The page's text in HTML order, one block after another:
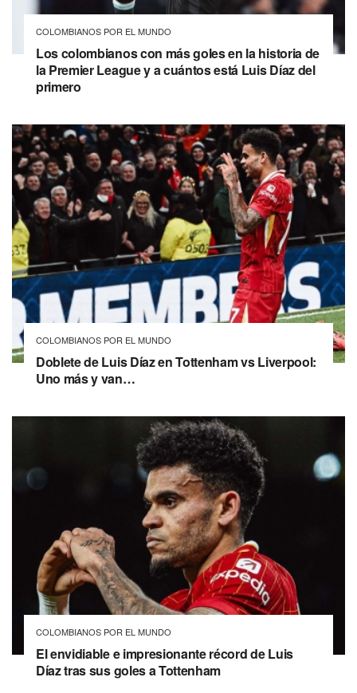
COLOMBIANOS POR EL MUNDO
Los colombianos con más goles en la historia de
la Premier League y a cuántos está Luis Díaz del
primero
COLOMBIANOS POR EL MUNDO
Doblete de Luis Díaz en Tottenham vs Liverpool:
Uno más y van…
COLOMBIANOS POR EL MUNDO
El envidiable e impresionante récord de Luis
Díaz tras sus goles a Tottenham